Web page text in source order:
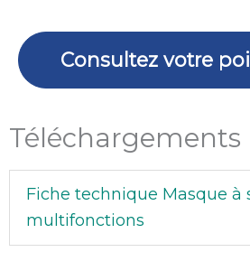
Consultez votre
Téléchargements
Fiche technique Masque à
multifonctions